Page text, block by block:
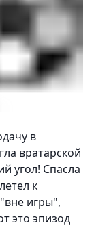
в
вратарской
угол! Спасла
к
игры",
это эпизод